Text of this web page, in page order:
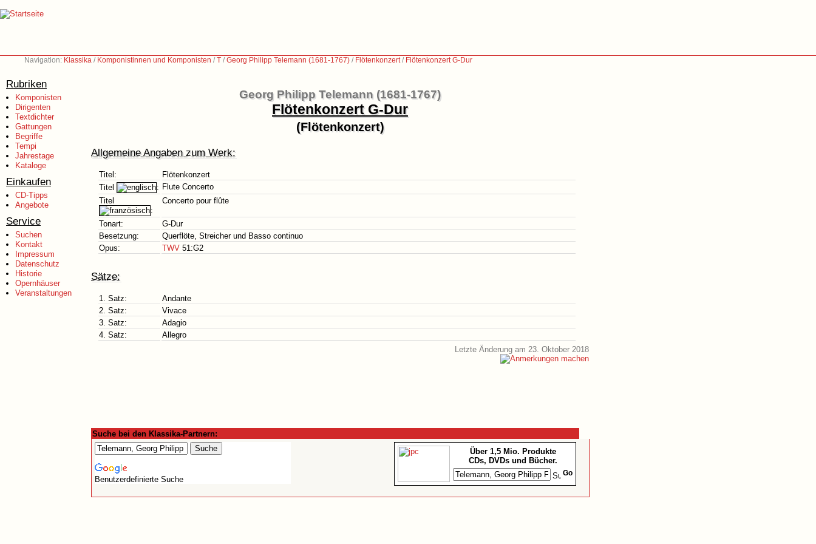
Navigation: Klassika / Komponistinnen und Komponisten /T /Georg Philipp Telemann (1681-1767) / Flötenkonzert/ Flötenkonzert G-Dur
Rubriken
Komponisten
Dirigenten
Textdichter
Gattungen
Begriffe
Tempi
Jahrestage
Kataloge
Einkaufen
CD-Tipps
Angebote
Service
Suchen
Kontakt
Impressum
Datenschutz
Historie
Opernhäuser
Veranstaltungen
Georg Philipp Telemann (1681-1767)
Flötenkonzert G-Dur
(Flötenkonzert)
Allgemeine Angaben zum Werk:
Titel:
Flötenkonzert
Titel
: Flute Concerto
Titel
:
Concerto pour flûte
Tonart:
G-Dur
Besetzung:
Querflöte, Streicher und Basso continuo
Opus:
TWV 51:G2
Sätze:
1. Satz:
Andante
2. Satz:
Vivace
3. Satz:
Adagio
4. Satz:
Allegro
Letzte Änderung am 23. Oktober 2018
Suche bei den Klassika-Partnern:
Benutzerdefinierte Suche
Über 1,5 Mio. Produkte
CDs, DVDs und Bücher.
Go